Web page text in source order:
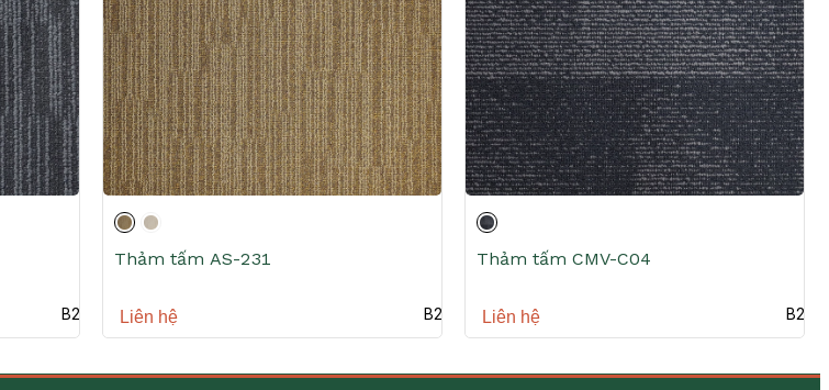
B2B
Thảm tấm AS-231
Liên hệ B2B
Thảm tấm CMV-C04
Liên hệ B2B